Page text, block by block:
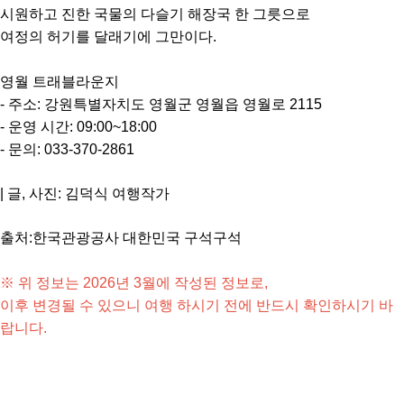
시원하고 진한 국물의 다슬기 해장국 한 그릇으로
여정의 허기를 달래기에 그만이다.
영월 트래블라운지
- 주소: 강원특별자치도 영월군 영월읍 영월로 2115
- 운영 시간: 09:00~18:00
- 문의: 033-370-2861
| 글, 사진: 김덕식 여행작가
출처:한국관광공사 대한민국 구석구석
※ 위 정보는 2026년 3월에 작성된 정보로,
이후 변경될 수 있으니 여행 하시기 전에 반드시 확인하시기 바
랍니다.